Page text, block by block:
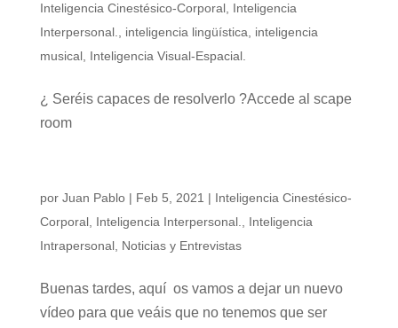
Inteligencia Cinestésico-Corporal, Inteligencia
Interpersonal.
inteligencia lingüística
inteligencia
musical, Inteligencia Visual-Espacial.
¿ Seréis capaces de resolverlo ?Accede al scape
room
por Juan Pablo| Feb 5, 2021 | Inteligencia Cinestésico-
Corporal, Inteligencia Interpersonal.
Inteligencia
Intrapersonal, Noticias y Entrevistas
Buenas tardes, aquí os vamos a dejar un nuevo
vídeo para que veáis que no tenemos que ser